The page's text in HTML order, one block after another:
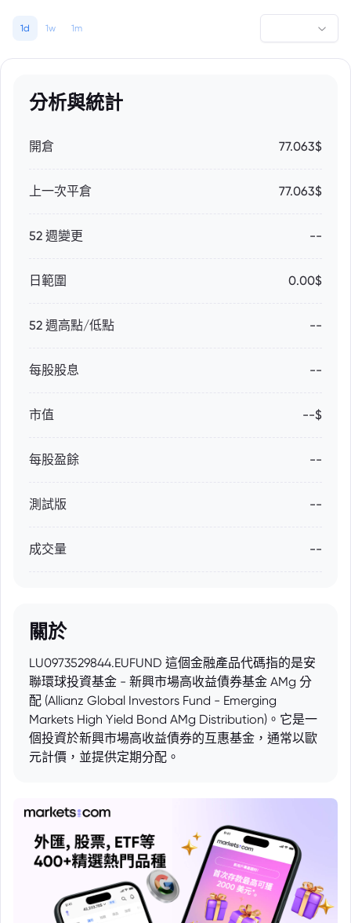
1d 1w 1m
分析與統計
開倉 77.063$
上一次平倉 77.063$
52 週變更 --
日範圍 0.00$
52 週高點/低點 --
每股股息 --
市值 --$
每股盈餘 --
測試版 --
成交量 --
關於
LU0973529844.EUFUND 這個金融產品代碼指的是安
聯環球投資基金 - 新興市場高收益債券基金 AMg 分
配 (Allianz Global Investors Fund - Emerging
Markets High Yield Bond AMg Distribution)。它是一
個投資於新興市場高收益債券的互惠基金，通常以歐
元計價，並提供定期分配。